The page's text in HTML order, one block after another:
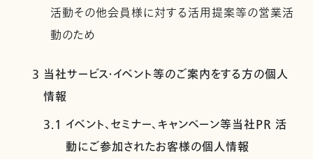
活動その他会員様に対する活用提案等の営業活
動のため
3 当社サービス・イベント等のご案内をする方の個人
情報
3.1 イベント、セミナー、キャンペーン等当社PR 活
動にご参加されたお客様の個人情報